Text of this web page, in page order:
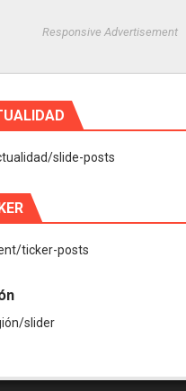
Responsive Advertisement
slide-posts
ticker-posts
slider